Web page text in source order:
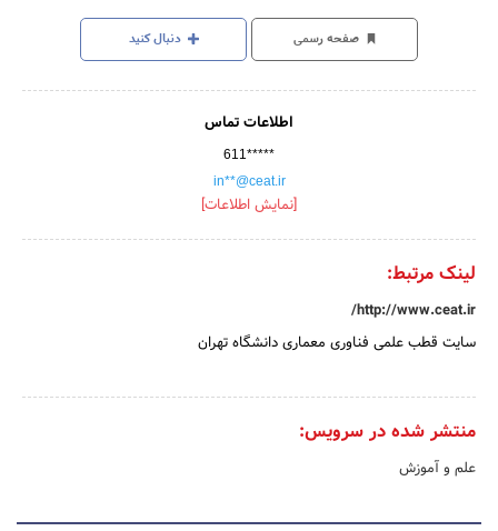
صفحه رسمی دنبال کنید
اطلاعات تماس
611*****
in**@ceat.ir
[نمایش اطلاعات]
لینک مرتبط:
http://www.ceat.ir/
سایت قطب علمی فناوری معماری دانشگاه تهران
منتشر شده در سرویس:
علم و آموزش